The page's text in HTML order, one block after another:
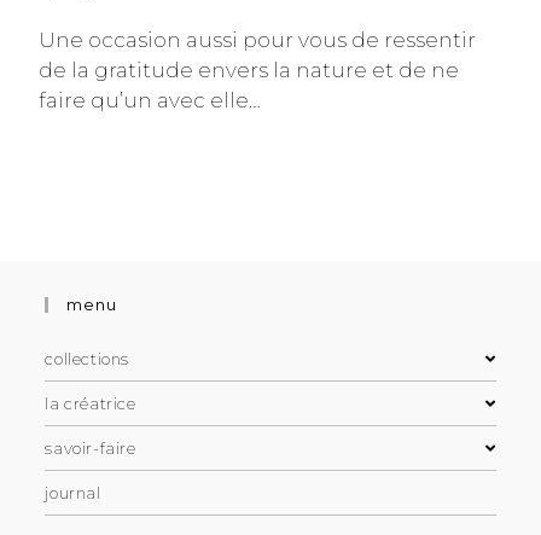
Une occasion aussi pour vous de ressentir
de la gratitude envers la nature et de ne
faire qu’un avec elle…
menu
collections
la créatrice
savoir-faire
journal